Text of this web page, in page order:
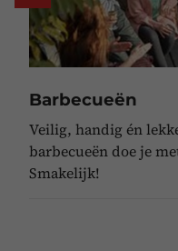
Barbecueën
Veilig, handig én
barbecueën doe je
Smakelijk!